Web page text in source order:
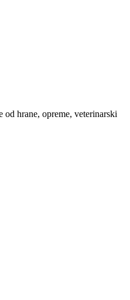
od hrane, opreme, veterinarski